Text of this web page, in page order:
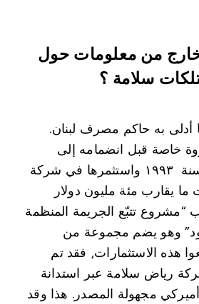
من معلومات حول
سلامة ؟
أدلى به حاكم مصرف لبنان.
خاصة قبل انضمامه إلى
المصرف المركزي سنة ۱۹۹۳ واستثمرها في شركة
يقارب مئة مليون دولار
تتبّع الجريمة المنظمة
وهو يضم مجموعة من
هذه الاستثمارات⸲ فقد تم
رياض سلامة عبر استدانة
مجهولة المصدر. هذا وقد